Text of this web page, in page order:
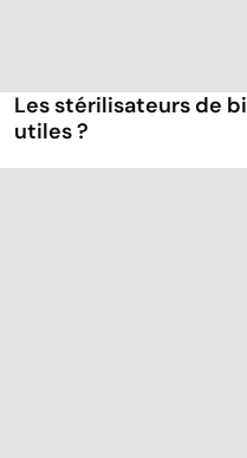
Les stérilisateurs de
utiles ?